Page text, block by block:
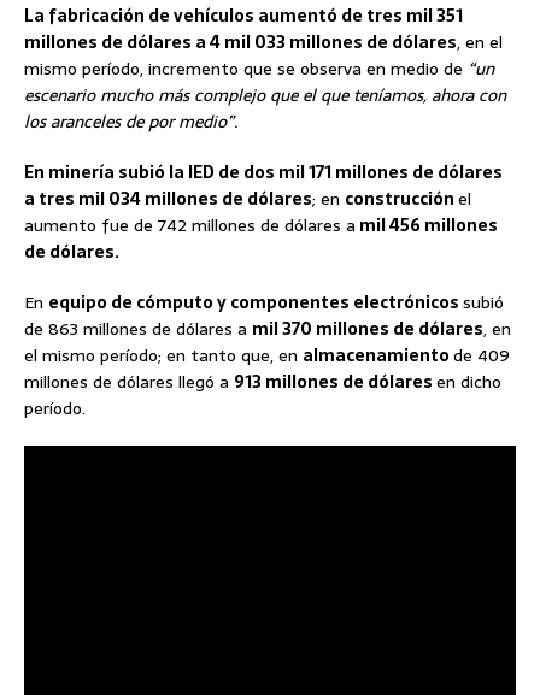
La fabricación de vehículos aumentó de tres mil 351
millones de dólares a 4 mil 033 millones de dólares, en el
mismo período, incremento que se observa en medio de “un
escenario mucho más complejo que el que teníamos, ahora con
los aranceles de por medio”.
En minería subió la IED de dos mil 171 millones de dólares
a tres mil 034 millones de dólares; en construcciónel
aumento fue de 742 millones de dólares a mil 456 millones
de dólares.
En equipo de cómputo y componentes electrónicossubió
de 863 millones de dólares a mil 370 millones de dólares, en
el mismo período; en tanto que, en almacenamientode 409
millones de dólares llegó a 913 millones de dólaresen dicho
período.